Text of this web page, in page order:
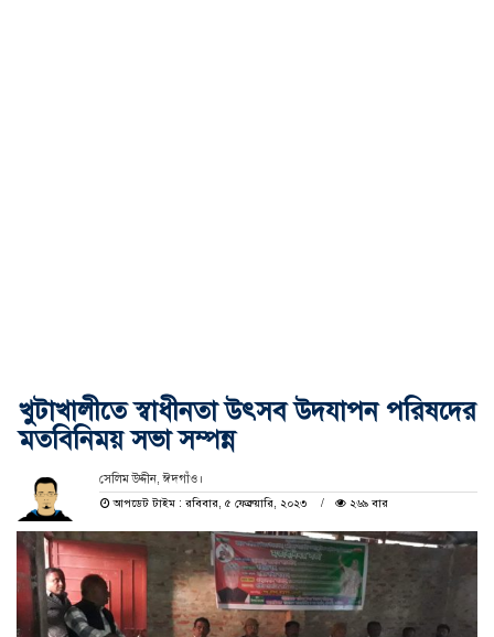
খুটাখালীতে স্বাধীনতা উৎসব উদযাপন পরিষদের
মতবিনিময় সভা সম্পন্ন
সেলিম উদ্দীন, ঈদগাঁও।
আপডেট টাইম : রবিবার, ৫ ফেব্রুয়ারি, ২০২৩
২৬৯ বার